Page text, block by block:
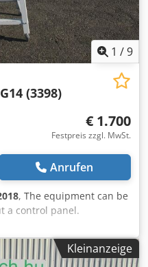
1 /9
(3398)
€ 1.700
Festpreis zzgl. MwSt.
Anrufen
, The equipment can be
a control panel.
Kleinanzeige